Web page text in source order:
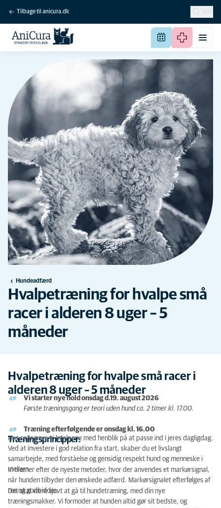
Tilbage til anicura.dk SØG
Hundeadfærd
Hvalpetræning for hvalpe små
racer i alderen 8 uger – 5
måneder
Hvalpetræning for hvalpe små racer i
alderen 8 uger – 5 måneder
Vi starter nye hold onsdag d.19. august 2026
Første træningsgang er teori uden hund ca. 2 timer kl. 17.00.
Træning efterfølgende er onsdag kl. 16.00
Træningsprincipper:
Hos os træner vi hvalpene med henblik på at passe ind i jeres dagligdag.
Ved at investere i god relation fra start, skaber du et livslangt
samarbejde, med forståelse og gensidig respekt hund og menneske i
mellem.
Vi træner efter de nyeste metoder, hvor der anvendes et markørsignal,
når hunden tilbyder den ønskede adfærd. Markørsignalet efterfølges af
ros og godbidder.
Det skal være sjovt at gå til hundetræning, med din nye
træningsmakker. Vi formoder at hunden altid gør sit bedste, og